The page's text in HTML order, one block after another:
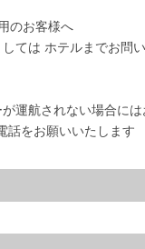
のお客様へ
ては ホテルまでお問
が運航されない場合に
話をお願いいたします